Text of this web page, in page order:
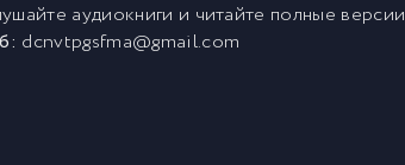
аудиокниги и читайте полные версии
dcnvtpgsfma@gmail.com